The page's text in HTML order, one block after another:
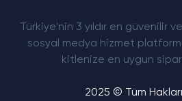
Türkiye'nin 3 yıldır en güvenilir
sosyal medya hizmet
kitlenize en uygun
2025 © Tüm Hakları